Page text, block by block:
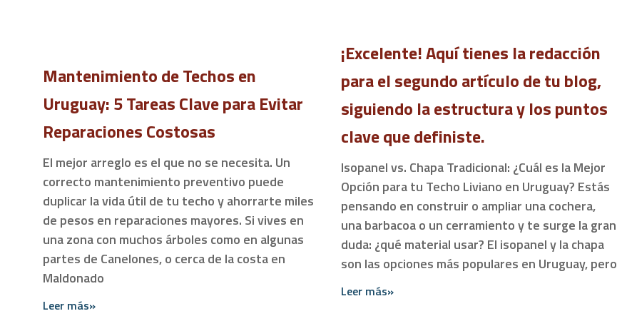
Mantenimiento de Techos en
Uruguay: 5 Tareas Clave para Evitar
Reparaciones Costosas
El mejor arreglo es el que no se necesita. Un
correcto mantenimiento preventivo puede
duplicar la vida útil de tu techo y ahorrarte miles
de pesos en reparaciones mayores. Si vives en
una zona con muchos árboles como en algunas
partes de Canelones, o cerca de la costa en
Maldonado
Leer más»
¡Excelente! Aquí tienes la redacción
para el segundo artículo de tu blog,
siguiendo la estructura y los puntos
clave que definiste.
Isopanel vs. Chapa Tradicional: ¿Cuál es la Mejor
Opción para tu Techo Liviano en Uruguay? Estás
pensando en construir o ampliar una cochera,
una barbacoa o un cerramiento y te surge la gran
duda: ¿qué material usar? El isopanel y la chapa
son las opciones más populares en Uruguay, pero
Leer más»